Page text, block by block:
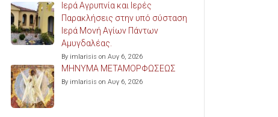
Ιερά Αγρυπνία και Ιερές
Παρακλήσεις στην υπό σύσταση
Ιερά Μονή Αγίων Πάντων
Αμυγδαλέας.
By imlarisis on Αυγ 6, 2026
ΜΗΝΥΜΑ ΜΕΤΑΜΟΡΦΩΣΕΩΣ
By imlarisis on Αυγ 6, 2026